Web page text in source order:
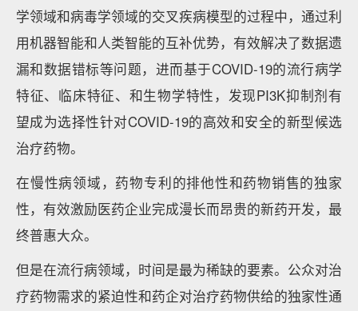
学领域和病毒学领域的交叉疾病模型的过程中，通过利
用机器智能和人类智能的互补优势，有效解决了数据遗
漏和数据错标等问题，进而基于COVID-19的流行病学
特征、临床特征、和生物学特性，发现PI3K抑制剂有
望成为选择性针对COVID-19的高效和安全的新型候选
治疗药物。
在慢性病领域，药物专利的排他性和药物销售的独家
性，有效激励医药企业完成漫长而昂贵的新药开发，最
终普惠大众。
但是在流行病领域，时间是最为稀缺的要素。公众对治
疗药物需求的紧迫性和药企对治疗药物供给的独家性通